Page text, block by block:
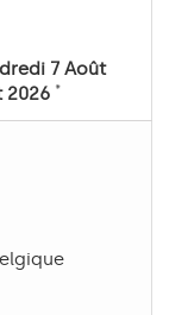
7 Août
2026 *